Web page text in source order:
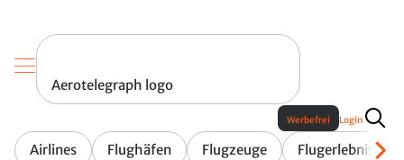
Aerotelegraph logo
Airlines Flughäfen Flugzeuge Flugerlebnis
Werbefrei Login